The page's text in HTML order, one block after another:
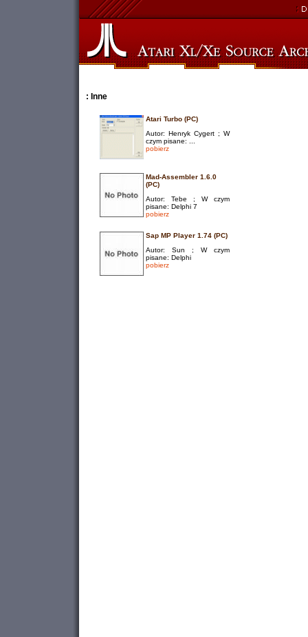
: Inne
Atari Turbo (PC)
Autor: Henryk Cygert ; W
czym pisane: ...
pobierz
Mad-Assembler 1.6.0
(PC)
Autor: Tebe ; W czym
pisane: Delphi 7
pobierz
Sap MP Player 1.74 (PC)
Autor: Sun ; W czym
pisane: Delphi
pobierz